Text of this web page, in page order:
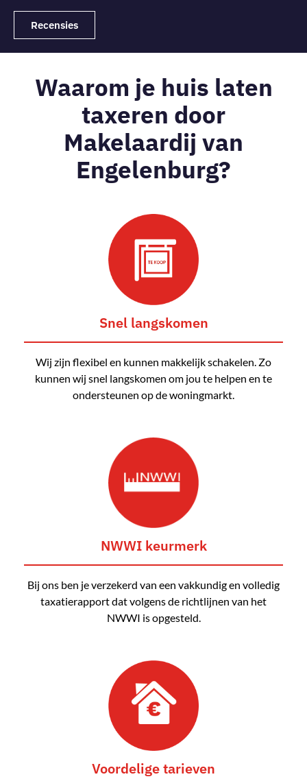
Recensies
Waarom je huis laten
taxeren door
Makelaardij van
Engelenburg?
Snel langskomen
Wij zijn flexibel en kunnen makkelijk schakelen. Zo
kunnen wij snel langskomen om jou te helpen en te
ondersteunen op de woningmarkt.
NWWI keurmerk
Bij ons ben je verzekerd van een vakkundig en volledig
taxatierapport dat volgens de richtlijnen van het
NWWI is opgesteld.
Voordelige tarieven